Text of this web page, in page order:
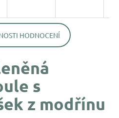
HODNOCENÍ
s
z modřínu